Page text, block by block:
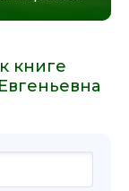
книге